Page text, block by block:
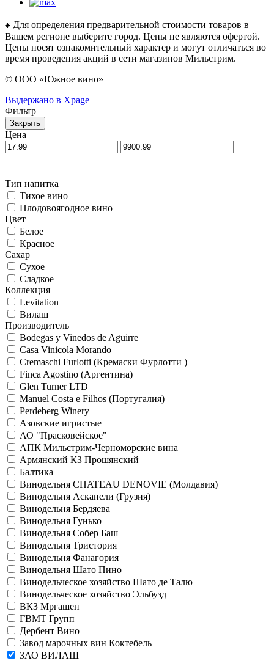
⁕ Для определения предварительной стоимости товаров в
Вашем регионе выберите город. Цены не являются офертой.
Цены носят ознакомительный характер и могут отличаться во
время проведения акций в сети магазинов Мильстрим.
© ООО «Южное вино»
Выдержано в Xpage
Фильтр
Закрыть
Цена
Тип напитка
Тихое вино
Плодовоягодное вино
Цвет
Белое
Красное
Сахар
Сухое
Сладкое
Коллекция
Levitation
Вилаш
Производитель
Bodegas y Vinedos de Aguirre
Casa Vinicola Morando
Cremaschi Furlotti (Кремаски Фурлотти )
Finca Agostino (Аргентина)
Glen Turner LTD
Manuel Costa e Filhos (Португалия)
Perdeberg Winery
Азовские игристые
АО "Прасковейское"
АПК Мильстрим-Черноморские вина
Армянский КЗ Прошянский
Балтика
Винодельня CHATEAU DENOVIE (Молдавия)
Винодельня Асканели (Грузия)
Винодельня Бердяева
Винодельня Гунько
Винодельня Собер Баш
Винодельня Тристория
Винодельня Фанагория
Винодельня Шато Пино
Винодельческое хозяйство Шато де Талю
Винодельческое хозяйство Эльбузд
ВКЗ Мргашен
ГВМТ Групп
Дербент Вино
Завод марочных вин Коктебель
ЗАО ВИЛАШ